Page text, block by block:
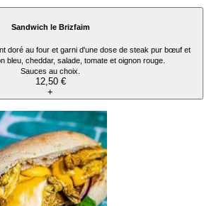
Sandwich le Brizfaim
doré au four et garni d'une dose de steak pur bœuf et
bleu, cheddar, salade, tomate et oignon rouge.
Sauces au choix.
12,50 €
+